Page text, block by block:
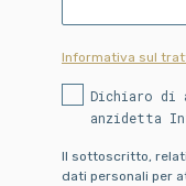
Informativa sul
Dichiaro di
anzidetta
Il sottoscritto,
dati personali per